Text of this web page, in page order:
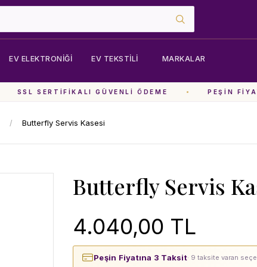
EV ELEKTRONIĞI EV TEKSTILI MARKALAR
SSL SERTIFIKALI GÜVENLI ÖDEME PEŞIN
Butterfly Servis Kasesi
Butterfly Servis
4.040,00 TL
Peşin Fiyatına 3 Taksit· 9 taksite varan